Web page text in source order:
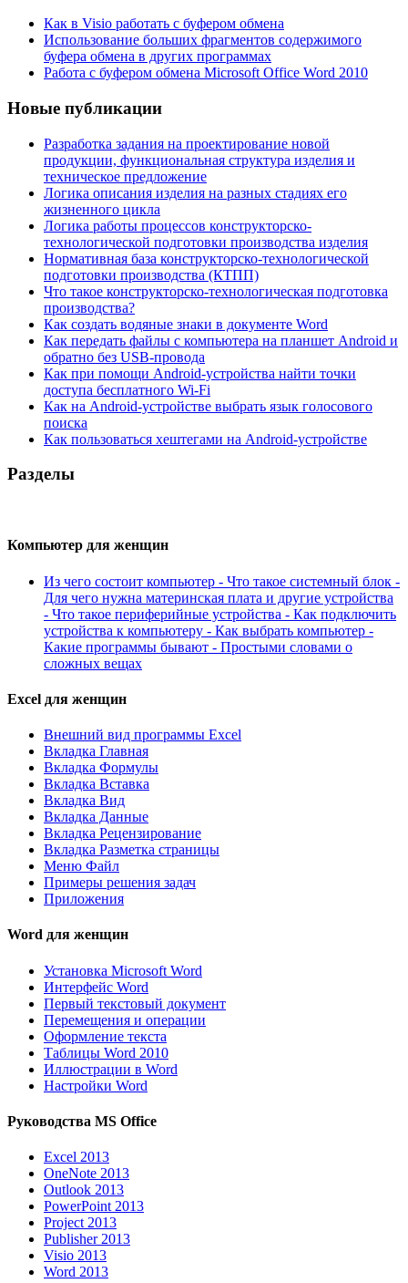
Как в Visio работать с буфером обмена
Использование больших фрагментов содержимого
буфера обмена в других программах
Работа с буфером обмена Microsoft Office Word 2010
Новые публикации
Разработка задания на проектирование новой
продукции, функциональная структура изделия и
техническое предложение
Логика описания изделия на разных стадиях его
жизненного цикла
Логика работы процессов конструкторско-
технологической подготовки производства изделия
Нормативная база конструкторско-технологической
подготовки производства (КТПП)
Что такое конструкторско-технологическая подготовка
производства?
Как создать водяные знаки в документе Word
Как передать файлы с компьютера на планшет Android и
обратно без USB-провода
Как при помощи Android-устройства найти точки
доступа бесплатного Wi-Fi
Как на Android-устройстве выбрать язык голосового
поиска
Как пользоваться хештегами на Android-устройстве
Разделы
Компьютер для женщин
Из чего состоит компьютер - Что такое системный блок -
Для чего нужна материнская плата и другие устройства
- Что такое периферийные устройства - Как подключить
устройства к компьютеру - Как выбрать компьютер -
Какие программы бывают - Простыми словами о
сложных вещах
Excel для женщин
Внешний вид программы Excel
Вкладка Главная
Вкладка Формулы
Вкладка Вставка
Вкладка Вид
Вкладка Данные
Вкладка Рецензирование
Вкладка Разметка страницы
Меню Файл
Примеры решения задач
Приложения
Word для женщин
Установка Microsoft Word
Интерфейс Word
Первый текстовый документ
Перемещения и операции
Оформление текста
Таблицы Word 2010
Иллюстрации в Word
Настройки Word
Руководства MS Office
Excel 2013
OneNote 2013
Outlook 2013
PowerPoint 2013
Project 2013
Publisher 2013
Visio 2013
Word 2013